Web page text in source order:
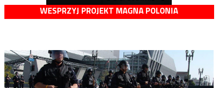
WESPRZYJ PROJEKT MAGNA POLONIA